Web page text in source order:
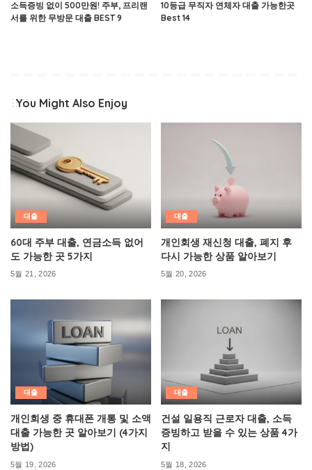
소득증빙 없이 500만원! 주부, 프리랜
서를 위한 무방문 대출 BEST 9
10등급 무직자 연체자 대출 가능한곳
Best 14
You Might Also Enjoy
대출
60대 주부 대출, 연금소득 없어
도 가능한 곳 5가지
5월 21, 2026
대출
개인회생 재신청 대출, 폐지 후
다시 가능한 상품 알아보기
5월 20, 2026
대출
개인회생 중 휴대폰 개통 및 소액
대출 가능한 곳 알아보기 (4가지
방법)
5월 19, 2026
대출
건설 일용직 근로자 대출, 소득
증빙하고 받을 수 있는 상품 4가
지
5월 18, 2026